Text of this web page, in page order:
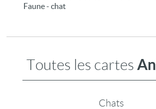
Faune - chat
Toutes les cartes
Chats